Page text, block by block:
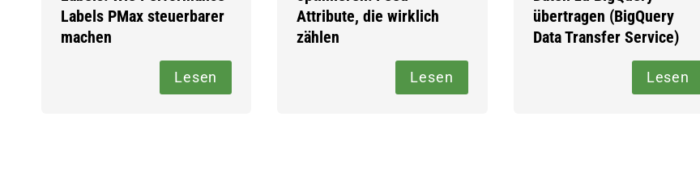
Labels PMax steuerbarer
machen
Lesen
Attribute, die wirklich
zählen
Lesen
übertragen (BigQuery
Data Transfer Service)
Lesen